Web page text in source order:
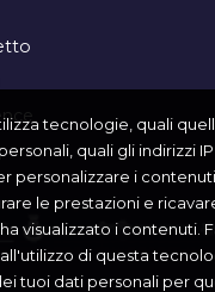
tecnologie, quali
quali gli indirizzi
personalizzare i
le prestazioni e
visualizzato i contenuti.
di questa
tuoi dati personali per